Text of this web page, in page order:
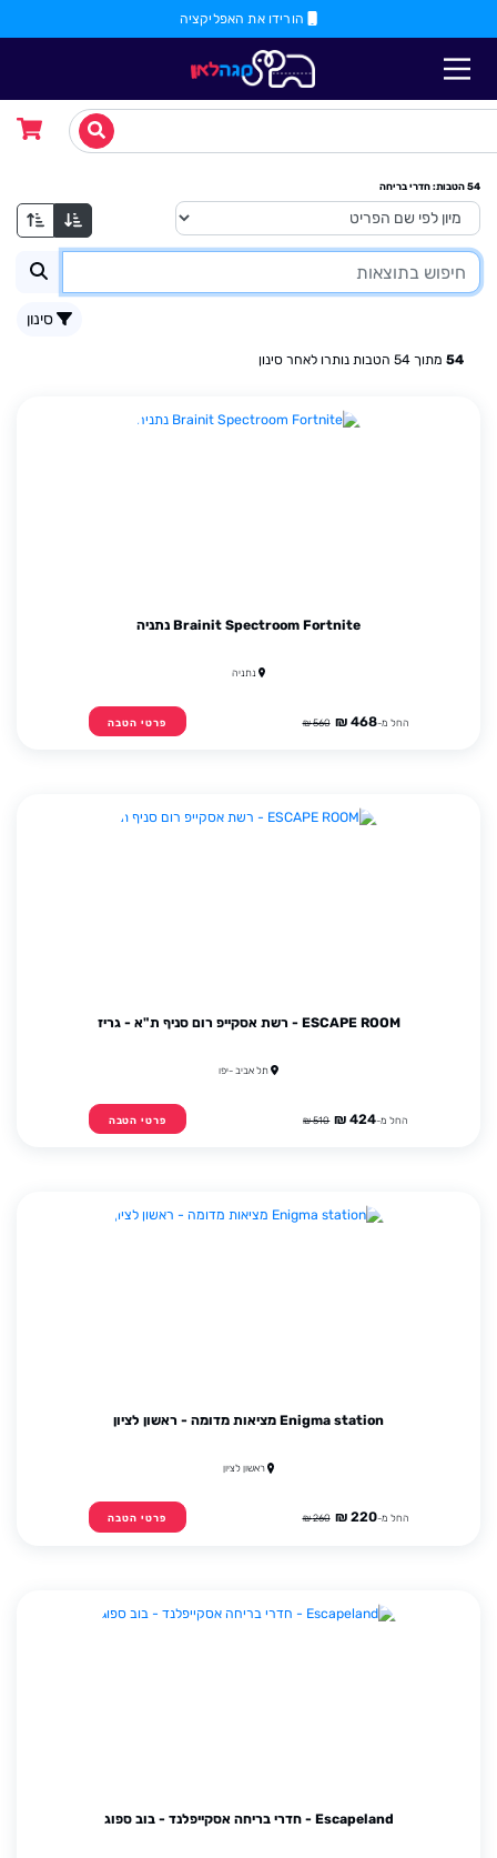
הורידו את האפליקציה
54הטבות: חדרי בריחה
54 מתוך 54 הטבות נותרו לאחר סינון
Brainit Spectroom Fortnite נתניה
נתניה
החל מ-468 ₪
560 ₪ פרטי הטבה
ESCAPE ROOM - רשת אסקייפ רום סניף ת"א - גריז
תל אביב -יפו
החל מ-424 ₪
510 ₪ פרטי הטבה
Enigma station מציאות מדומה - ראשון לציון
ראשון לציון
החל מ-220 ₪
260 ₪ פרטי הטבה
Escapeland - חדרי בריחה אסקייפלנד - בוב ספוג